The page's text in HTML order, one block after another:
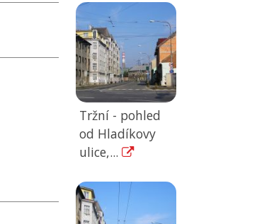
Tržní - pohled
od Hladíkovy
ulice,...